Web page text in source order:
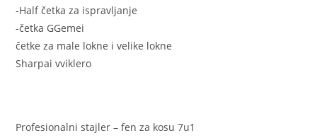
-Half četka za ispravljanje
-četka GGemei
četke za male lokne i velike lokne
Sharpai vviklero
Profesionalni stajler – fen za kosu 7u1